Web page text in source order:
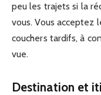
peu les trajets si la
vous. Vous acceptez
couchers tardifs, à
vue.
Destination et